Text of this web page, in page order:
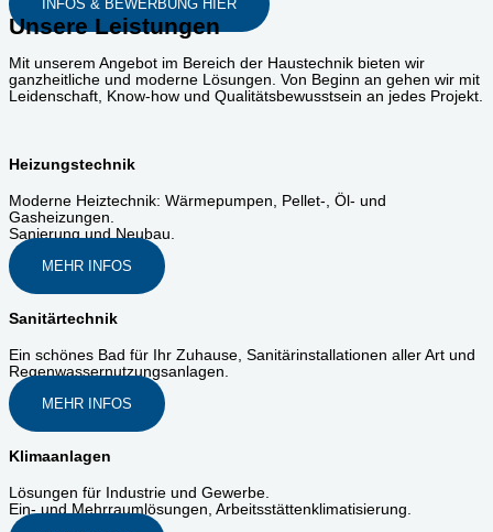
INFOS & BEWERBUNG HIER
Unsere Leistungen
Mit unserem Angebot im Bereich der Haustechnik bieten wir
ganzheitliche und moderne Lösungen. Von Beginn an gehen wir mit
Leidenschaft, Know-how und Qualitätsbewusstsein an jedes Projekt.
Heizungstechnik
Moderne Heiztechnik: Wärmepumpen, Pellet-, Öl- und
Gasheizungen.
Sanierung und Neubau.
MEHR INFOS
Sanitärtechnik
Ein schönes Bad für Ihr Zuhause, Sanitärinstallationen aller Art und
Regenwassernutzungsanlagen.
MEHR INFOS
Klimaanlagen
Lösungen für Industrie und Gewerbe.
Ein- und Mehrraumlösungen, Arbeitsstättenklimatisierung.